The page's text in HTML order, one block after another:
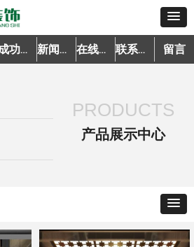
成功案例 新闻资讯 在线预约 联系我们 留言
PRODUCTS
产品展示中心